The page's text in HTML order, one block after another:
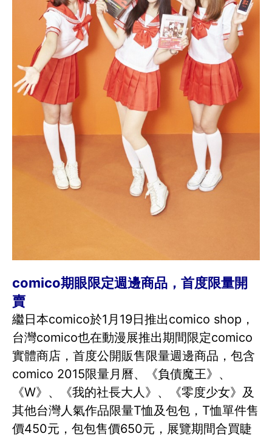
comico期眼限定週邊商品，首度限量開
賣
繼日本comico於1月19日推出comico shop，
台灣comico也在動漫展推出期間限定comico
實體商店，首度公開販售限量週邊商品，包含
comico 2015限量月曆、《負債魔王》、
《W》、《我的社長大人》、《零度少女》及
其他台灣人氣作品限量T恤及包包，T恤單件售
價450元，包包售價650元，展覽期間合買睫